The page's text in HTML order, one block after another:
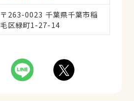
〒263-0023 千葉県千葉市稲
毛区緑町1-27-14